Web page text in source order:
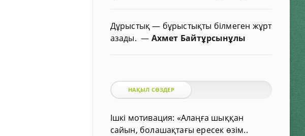
Дұрыстық — бұрыстықты білмеген жұрт
азады.— Ахмет Байтұрсынұлы
НАҚЫЛ СӨЗДЕР
Ішкі мотивация: «Алаңға шыққан
сайын, болашақтағы ересек өзім..